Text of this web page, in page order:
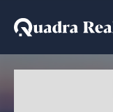
Casa a